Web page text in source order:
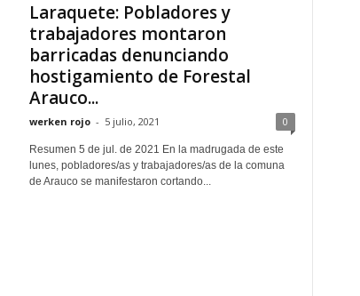
Laraquete: Pobladores y
trabajadores montaron
barricadas denunciando
hostigamiento de Forestal
Arauco...
werken rojo - 5 julio, 2021 0
Resumen 5 de jul. de 2021 En la madrugada de este
lunes, pobladores/as y trabajadores/as de la comuna
de Arauco se manifestaron cortando...